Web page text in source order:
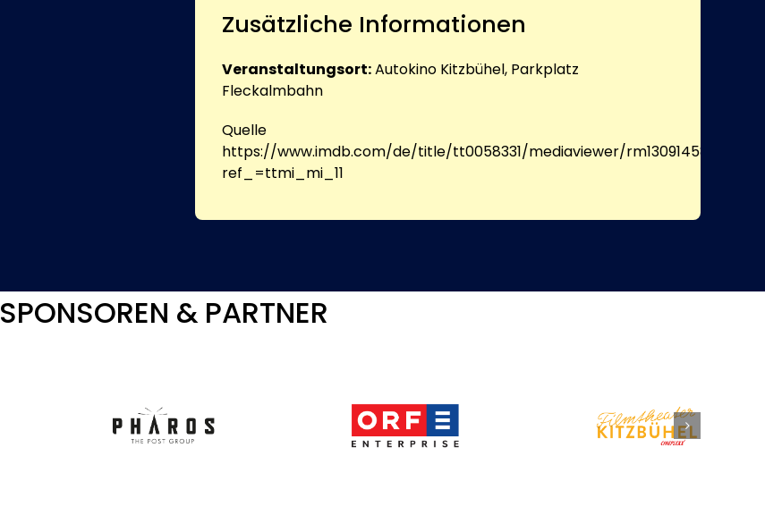
Zusätzliche Informationen
Veranstaltungsort:Autokino Kitzbühel, Parkplatz
Fleckalmbahn
Quelle
https://www.imdb.com/de/title/tt0058331/mediaviewer/rm1309145856/?
ref_=ttmi_mi_11
SPONSOREN & PARTNER